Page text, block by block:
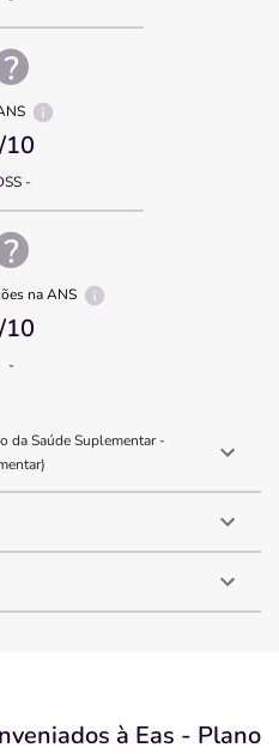
-
na ANS
-
da Saúde Suplementar -
à Eas - Plano